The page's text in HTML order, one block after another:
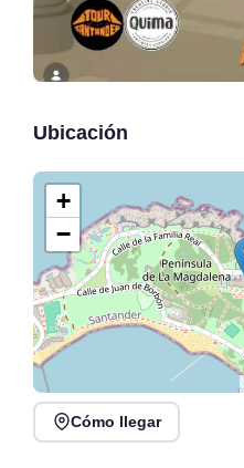
Ubicación
+
−
Cómo llegar
Talleres de Plantas